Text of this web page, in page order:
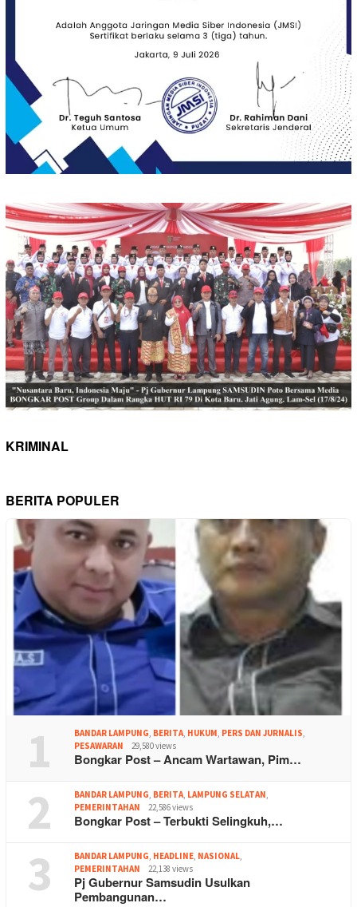
KRIMINAL
BERITA POPULER
1 BANDAR LAMPUNG, BERITA, HUKUM, PERS DAN JURNALIS,
PESAWARAN
29,580 views
Bongkar Post – Ancam Wartawan, Pim…
2 BANDAR LAMPUNG, BERITA, LAMPUNG SELATAN,
PEMERINTAHAN
22,586 views
Bongkar Post – Terbukti Selingkuh,…
3 BANDAR LAMPUNG, HEADLINE, NASIONAL,
PEMERINTAHAN
22,138 views
Pj Gubernur Samsudin Usulkan
Pembangunan…